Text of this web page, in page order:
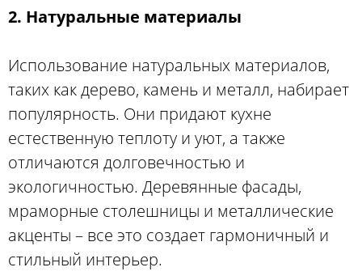
2. Натуральные материалы
Использование натуральных материалов,
таких как дерево, камень и металл, набирает
популярность. Они придают кухне
естественную теплоту и уют, а также
отличаются долговечностью и
экологичностью. Деревянные фасады,
мраморные столешницы и металлические
акценты – все это создает гармоничный и
стильный интерьер.